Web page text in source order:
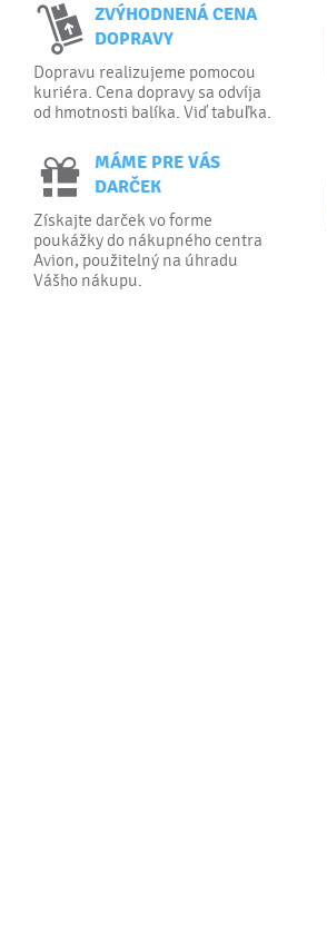
ZVÝHODNENÁ CENA
DOPRAVY
Dopravu realizujeme pomocou
kuriéra. Cena dopravy sa odvíja
od hmotnosti balíka. Viď tabuľka.
MÁME PRE VÁS
DARČEK
Získajte darček vo forme
poukážky do nákupného centra
Avion, použitelný na úhradu
Vášho nákupu.